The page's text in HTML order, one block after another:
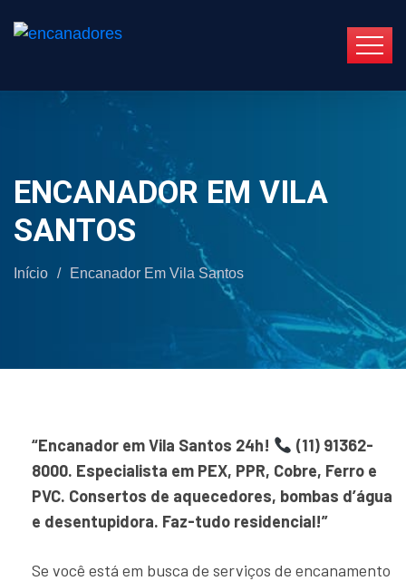
ENCANADOR EM VILA
SANTOS
Início / Encanador Em Vila Santos
“Encanador em Vila Santos 24h!
(11) 91362-
8000. Especialista em PEX, PPR, Cobre, Ferro e
PVC. Consertos de aquecedores, bombas d’água
e desentupidora. Faz-tudo residencial!”
Se você está em busca de serviços de encanamento